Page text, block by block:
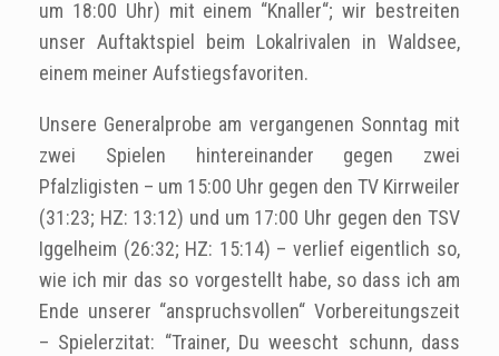
um 18:00 Uhr) mit einem “Knaller“; wir bestreiten
unser Auftaktspiel beim Lokalrivalen in Waldsee,
einem meiner Aufstiegsfavoriten.
Unsere Generalprobe am vergangenen Sonntag mit
zwei Spielen hintereinander gegen zwei
Pfalzligisten – um 15:00 Uhr gegen den TV Kirrweiler
(31:23; HZ: 13:12) und um 17:00 Uhr gegen den TSV
Iggelheim (26:32; HZ: 15:14) – verlief eigentlich so,
wie ich mir das so vorgestellt habe, so dass ich am
Ende unserer “anspruchsvollen“ Vorbereitungszeit
– Spielerzitat: “Trainer, Du weescht schunn, dass